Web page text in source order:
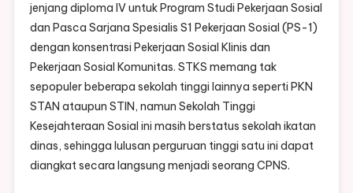
jenjang diploma IV untuk Program Studi Pekerjaan Sosial
dan Pasca Sarjana Spesialis S1 Pekerjaan Sosial (PS-1)
dengan konsentrasi Pekerjaan Sosial Klinis dan
Pekerjaan Sosial Komunitas. STKS memang tak
sepopuler beberapa sekolah tinggi lainnya seperti PKN
STAN ataupun STIN, namun Sekolah Tinggi
Kesejahteraan Sosial ini masih berstatus sekolah ikatan
dinas, sehingga lulusan perguruan tinggi satu ini dapat
diangkat secara langsung menjadi seorang CPNS.